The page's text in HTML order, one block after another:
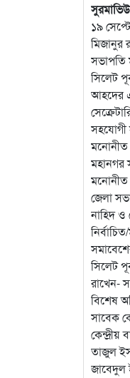
১৯
মিজানুর
সভাপতি
সিলেট
আহদের
সহযোগী
মনোনীত
মহানগর
মনোনীত
জেলা
নাহিদ ও
সিলেট
রাখেন-
বিশেষ
সাবেক
তাজুল
জাবেদুল